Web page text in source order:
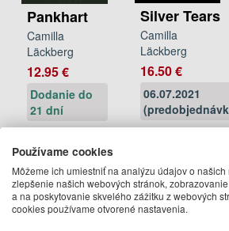
Pankhart
Camilla
Läckberg
12.95 €
Dodanie do
21 dní
Silver Tears
Camilla
Läckberg
16.50 €
06.07.2021
Používame cookies
Môžeme ich umiestniť na analýzu údajov o
zlepšenie našich webových stránok,
a na poskytovanie skvelého zážitku z webových
cookies používame otvorené nastavenia.